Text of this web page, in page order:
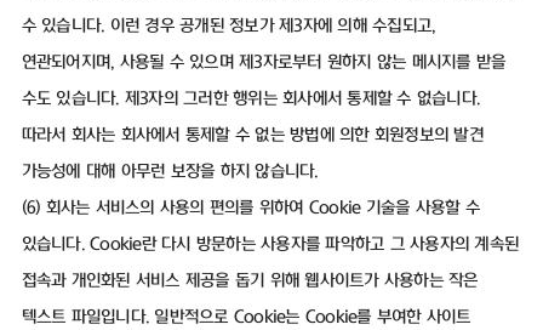
수 있습니다. 이런 경우 공개된 정보가 제3자에 의해 수집되고,
연관되어지며, 사용될 수 있으며 제3자로부터 원하지 않는 메시지를 받을
수도 있습니다. 제3자의 그러한 행위는 회사에서 통제할 수 없습니다.
따라서 회사는 회사에서 통제할 수 없는 방법에 의한 회원정보의 발견
가능성에 대해 아무런 보장을 하지 않습니다.
(6) 회사는 서비스의 사용의 편의를 위하여 Cookie 기술을 사용할 수
있습니다. Cookie란 다시 방문하는 사용자를 파악하고 그 사용자의 계속된
접속과 개인화된 서비스 제공을 돕기 위해 웹사이트가 사용하는 작은
텍스트 파일입니다. 일반적으로 Cookie는 Cookie를 부여한 사이트